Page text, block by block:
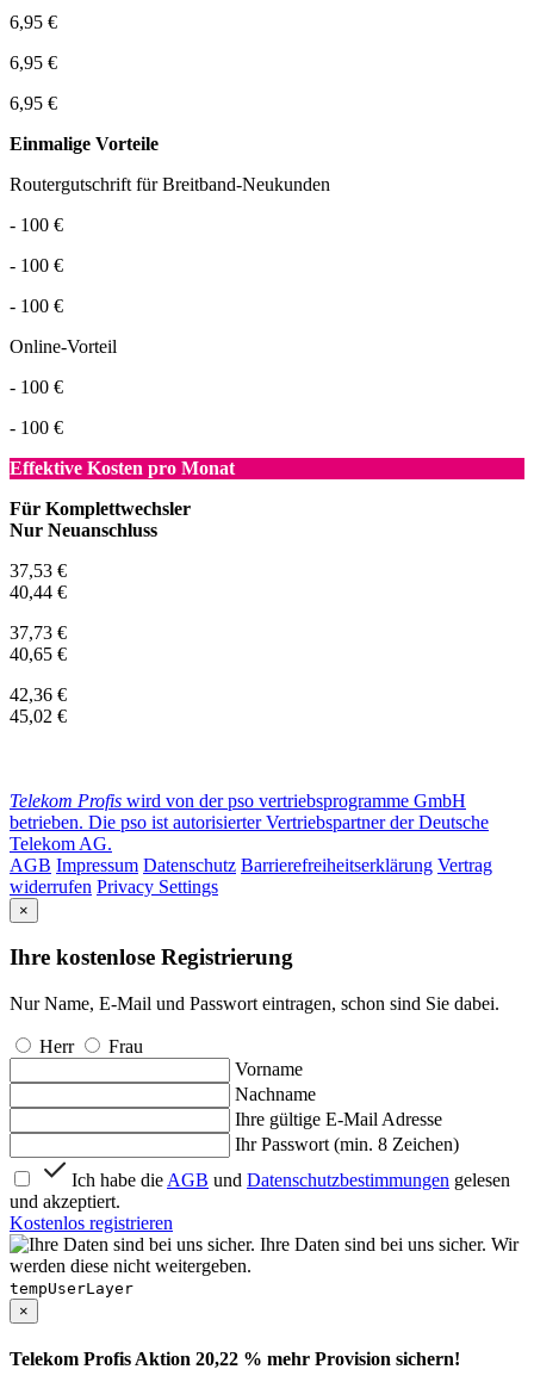
6,95 €
6,95 €
6,95 €
Einmalige Vorteile
Routergutschrift für Breitband-Neukunden
- 100 €
- 100 €
- 100 €
Online-Vorteil
- 100 €
- 100 €
Effektive Kosten pro Monat
Für Komplettwechsler
Nur Neuanschluss
37,53 €
40,44 €
37,73 €
40,65 €
42,36 €
45,02 €
Telekom Profis wird von der pso vertriebsprogramme GmbH
betrieben. Die pso ist autorisierter Vertriebspartner der Deutsche
Telekom AG.
AGB Impressum Datenschutz Barrierefreiheitserklärung Vertrag
widerrufen Privacy Settings
×
Ihre kostenlose Registrierung
Nur Name, E-Mail und Passwort eintragen, schon sind Sie dabei.
Herr
Frau
Vorname
Nachname
Ihre gültige E-Mail Adresse
Ihr Passwort (min. 8 Zeichen)
Ich habe die AGB und Datenschutzbestimmungen gelesen
und akzeptiert.
Kostenlos registrieren
Ihre Daten sind bei uns sicher. Wir
werden diese nicht weitergeben.
tempUserLayer
×
Telekom Profis Aktion 20,22 % mehr Provision sichern!